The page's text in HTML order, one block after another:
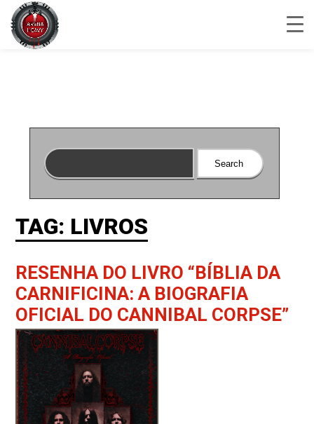
TAG: LIVROS
RESENHA DO LIVRO “BÍBLIA DA
CARNIFICINA: A BIOGRAFIA
OFICIAL DO CANNIBAL CORPSE”